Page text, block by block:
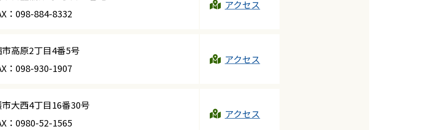
：098-884-8332
アクセス
高原2丁目4番5号
：098-930-1907
アクセス
大西4丁目16番30号
：0980-52-1565
アクセス